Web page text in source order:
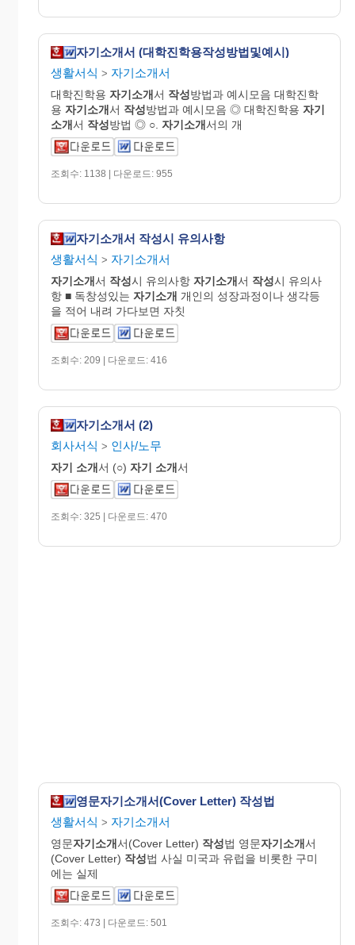
자기소개서 (대학진학용작성방법및예시)
생활서식 > 자기소개서
대학진학용 자기소개서 작성방법과 예시모음 대학진학
용 자기소개서 작성방법과 예시모음 ◎ 대학진학용 자기
소개서 작성방법 ◎ ○. 자기소개서의 개
조회수: 1138 | 다운로드: 955
자기소개서 작성시 유의사항
생활서식 > 자기소개서
자기소개서 작성시 유의사항 자기소개서 작성시 유의사
항 ■ 독창성있는 자기소개 개인의 성장과정이나 생각등
을 적어 내려 가다보면 자칫
조회수: 209 | 다운로드: 416
자기소개서 (2)
회사서식 > 인사/노무
자기 소개서 (○) 자기 소개서
조회수: 325 | 다운로드: 470
영문자기소개서(Cover Letter) 작성법
생활서식 > 자기소개서
영문자기소개서(Cover Letter) 작성법 영문자기소개서
(Cover Letter) 작성법 사실 미국과 유럽을 비롯한 구미
에는 실제
조회수: 473 | 다운로드: 501